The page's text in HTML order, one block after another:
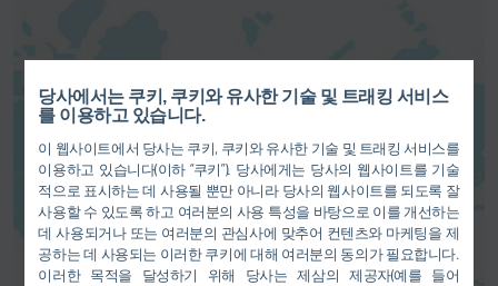
당사에서는 쿠키, 쿠키와 유사한 기술 및 트래킹 서비스
를 이용하고 있습니다.
이 웹사이트에서 당사는 쿠키, 쿠키와 유사한 기술 및 트래킹 서비스를
이용하고 있습니다(이하 “쿠키”). 당사에게는 당사의 웹사이트를 기술
적으로 표시하는 데 사용될 뿐만 아니라 당사의 웹사이트를 되도록 잘
사용할 수 있도록 하고 여러분의 사용 특성을 바탕으로 이를 개선하는
데 사용되거나 또는 여러분의 관심사에 맞추어 컨텐츠와 마케팅을 제
공하는 데 사용되는 이러한 쿠키에 대해 여러분의 동의가 필요합니다.
이러한 목적을 달성하기 위해 당사는 제삼의 제공자(예를 들어
여기에서 지도 서비스를 활성화할
데이터(예: IP 주소)가 당사 개인
정보 보호 정책 에 명시된 개별 서
비스 제공업체에게 전송됩니다.
동의